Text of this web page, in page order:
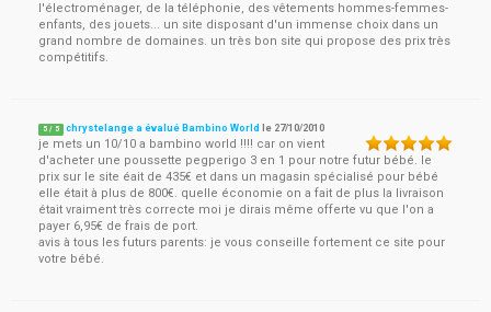
l'électroménager, de la téléphonie, des vêtements hommes-femmes-
enfants, des jouets... un site disposant d'un immense choix dans un
grand nombre de domaines. un très bon site qui propose des prix très
compétitifs.
5 / 5 chrystelange a évalué Bambino World le 27/10/2010
je mets un 10/10 a bambino world !!!! car on vient
d'acheter une poussette pegperigo 3 en 1 pour notre futur bébé. le
prix sur le site éait de 435€ et dans un magasin spécialisé pour bébé
elle était à plus de 800€. quelle économie on a fait de plus la livraison
était vraiment très correcte moi je dirais même offerte vu que l'on a
payer 6,95€ de frais de port.
avis à tous les futurs parents: je vous conseille fortement ce site pour
votre bébé.